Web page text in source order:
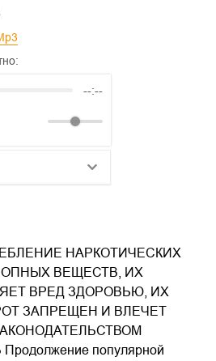
mp3
--:--
14:00
НАРКОТИЧЕСКИХ
ВЕЩЕСТВ, ИХ
ВРЕД ЗДОРОВЬЮ, ИХ
ЗАПРЕЩЕН И ВЛЕЧЕТ
популярной